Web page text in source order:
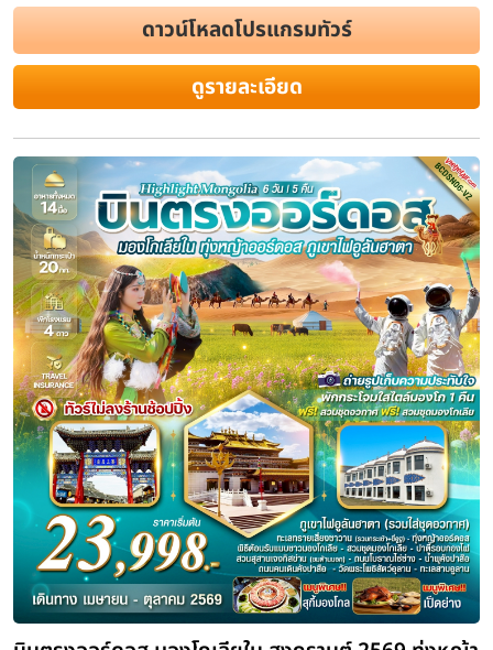
ทัวร์มองโกเลียใน สัมผัสทะเลทราย แ
ฮวงโห ออร์ดอส ทุ่งหญ้าออร์ดอส ฮูฮอ
เสี่ยงซาวาน ร่วมกิจกรรมงานเลี้ยงรอ
คืน รวมขี่อูฐ รวมใส่ชุมมองโกล รวมนั่ง
ลงร้านช้อป) พักกระโจมสไตล์มองโก 1
ระยะเวลา
7 วัน 5 คืน
โรงแรม สายการบิน
ไฮไลท์ท่าอากาศยานสุวรรณภูมิ • ท่าอากาศยานนานาชาติออร์ดอส • อ
ต้อนรับแขกสไตล์มองโกล + รวมใส่ชุมมองโกล • กิจกรรมงานเลี้ยงรอ
กิจกรรมสันทนาการ ณ ทุ่งหญ้าออร์ดอส ** - ศูนย์วัฒนธรรมมองโกลห
จัตุรัสรัฐบาล • ทะเลสาบอูลานมู่หลุน • สวนประติมากรรมศิลปะเอเชีย - อ
แกรนด์แคนยอนแห่งแม่น้ำเหลือง (รวมรถกอล์ฟ) • ฮูฮอต • เจดีย์เป่าเอ่
ฮูออต • ทะเลทรายเสี่ยงซาวาน (รวมค่ากระเช้าขึ้น-ลง และค่า
ส.ค. 14-20 / 23-29 / 28-3
ก.ย. 6-12 / 11-17 / 20-26 / 25-1
ดูช่วงเวลาเพิ่มเติม
ดาวน์โหลดโปรแกรมทัวร์
ดูรายละเอียด